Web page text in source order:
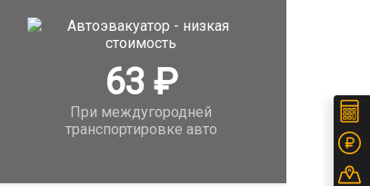
63₽
При междугородней
транспортировке авто